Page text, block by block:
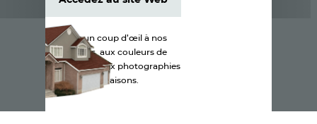
Accédez au site Web
Jetez un coup d’œil à nos
produits, aux couleurs de
bardeaux et aux photographies
de maisons.